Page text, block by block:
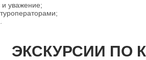
и уважение;
ЭКСКУРСИИ ПО